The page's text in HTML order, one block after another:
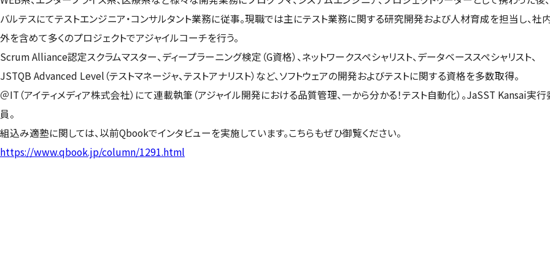
バルテスにてテストエンジニア・コンサルタント業務に従事。現職では主にテスト業務に関する研究開発および人材育成を担当し、社
外を含めて多くのプロジェクトでアジャイルコーチを行う。
Scrum Alliance認定スクラムマスター、ディープラーニング検定（G資格）、ネットワークスペシャリスト、データベーススペシャリスト、
JSTQB Advanced Level（テストマネージャ、テストアナリスト）など、ソフトウェアの開発およびテストに関する資格を多数取得。
＠IT（アイティメディア株式会社）にて連載執筆（アジャイル開発における品質管理、一から分かる！テスト自動化）。JaSST Kansai実行
員。
組込み適塾に関しては、以前Qbookでインタビューを実施しています。こちらもぜひ御覧ください。
https://www.qbook.jp/column/1291.html